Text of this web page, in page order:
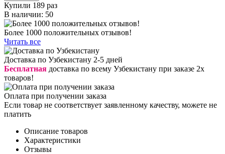
Купили 189 раз
В наличии: 50
Более 1000 положительных отзывов!
Читать все
Доставка по Узбекистану 2-5 дней
Бесплатная доставка по всему Узбекистану при заказе 2х
товаров!
Оплата при получении заказа
Если товар не соответствует заявленному качеству, можете не
платить
Описание товаров
Характеристики
Отзывы